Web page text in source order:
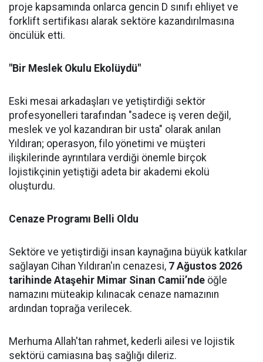
proje kapsamında onlarca gencin D sınıfı ehliyet ve
forklift sertifikası alarak sektöre kazandırılmasına
öncülük etti.
"Bir Meslek Okulu Ekolüydü"
Eski mesai arkadaşları ve yetiştirdiği sektör
profesyonelleri tarafından "sadece iş veren değil,
meslek ve yol kazandıran bir usta" olarak anılan
Yıldıran; operasyon, filo yönetimi ve müşteri
ilişkilerinde ayrıntılara verdiği önemle birçok
lojistikçinin yetiştiği adeta bir akademi ekolü
oluşturdu.
Cenaze Programı Belli Oldu
Sektöre ve yetiştirdiği insan kaynağına büyük katkılar
sağlayan Cihan Yıldıran'ın cenazesi, 7 Ağustos 2026
tarihinde Ataşehir Mimar Sinan Camii’nde öğle
namazını müteakip kılınacak cenaze namazının
ardından toprağa verilecek.
Merhuma Allah'tan rahmet, kederli ailesi ve lojistik
sektörü camiasına baş sağlığı dileriz.